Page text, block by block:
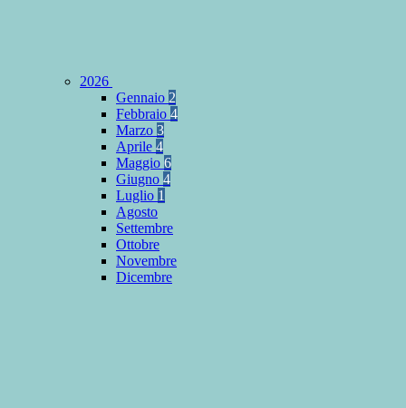
2026
Gennaio 2
Febbraio 4
Marzo 3
Aprile 4
Maggio 6
Giugno 4
Luglio 1
Agosto
Settembre
Ottobre
Novembre
Dicembre